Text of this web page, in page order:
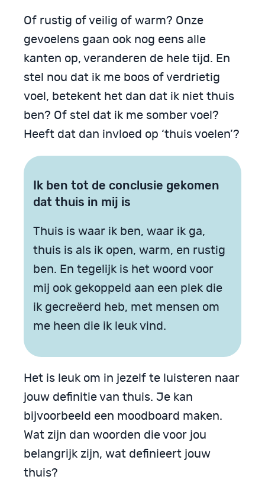
Of rustig of veilig of warm? Onze
gevoelens gaan ook nog eens alle
kanten op, veranderen de hele tijd. En
stel nou dat ik me boos of verdrietig
voel, betekent het dan dat ik niet thuis
ben? Of stel dat ik me somber voel?
Heeft dat dan invloed op ‘thuis voelen’?
Ik ben tot de conclusie gekomen
dat thuis in mij is
Thuis is waar ik ben, waar ik ga,
thuis is als ik open, warm, en rustig
ben. En tegelijk is het woord voor
mij ook gekoppeld aan een plek die
ik gecreëerd heb, met mensen om
me heen die ik leuk vind.
Het is leuk om in jezelf te luisteren naar
jouw definitie van thuis. Je kan
bijvoorbeeld een moodboard maken.
Wat zijn dan woorden die voor jou
belangrijk zijn, wat definieert jouw
thuis?